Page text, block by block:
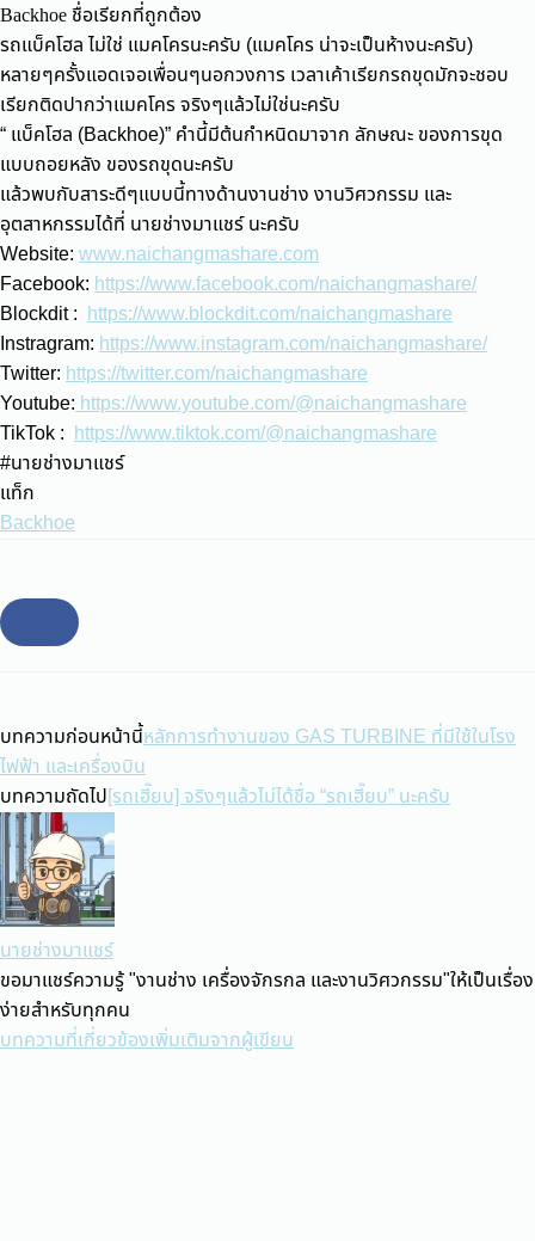
Backhoe ชื่อเรียกที่ถูกต้อง
รถแบ็คโฮล ไม่ใช่ แมคโครนะครับ (แมคโคร น่าจะเป็นห้างนะครับ)
หลายๆครั้งแอดเจอเพื่อนๆนอกวงการ เวลาเค้าเรียกรถขุดมักจะชอบ
เรียกติดปากว่าแมคโคร จริงๆแล้วไม่ใช่นะครับ
“ แบ็คโฮล (Backhoe)” คำนี้มีต้นกำหนิดมาจาก ลักษณะ ของการขุด
แบบถอยหลัง ของรถขุดนะครับ
แล้วพบกับสาระดีๆแบบนี้ทางด้านงานช่าง งานวิศวกรรม และ
อุตสาหกรรมได้ที่ นายช่างมาแชร์ นะครับ
Website: www.naichangmashare.com
Facebook: https://www.facebook.com/naichangmashare/
Blockdit : https://www.blockdit.com/naichangmashare
Instragram: https://www.instagram.com/naichangmashare/
Twitter: https://twitter.com/naichangmashare
Youtube:https://www.youtube.com/@naichangmashare
TikTok : https://www.tiktok.com/@naichangmashare
#นายช่างมาแชร์
แท็ก
Backhoe
บทความก่อนหน้านี้หลักการทำงานของ GAS TURBINE ที่มีใช้ในโรง
ไฟฟ้า และเครื่องบิน
บทความถัดไป[รถเฮี๊ยบ] จริงๆแล้วไม่ได้ชื่อ “รถเฮี๊ยบ” นะครับ
นายช่างมาแชร์
ขอมาแชร์ความรู้ "งานช่าง เครื่องจักรกล และงานวิศวกรรม"ให้เป็นเรื่อง
ง่ายสำหรับทุกคน
บทความที่เกี่ยวข้องเพิ่มเติมจากผู้เขียน